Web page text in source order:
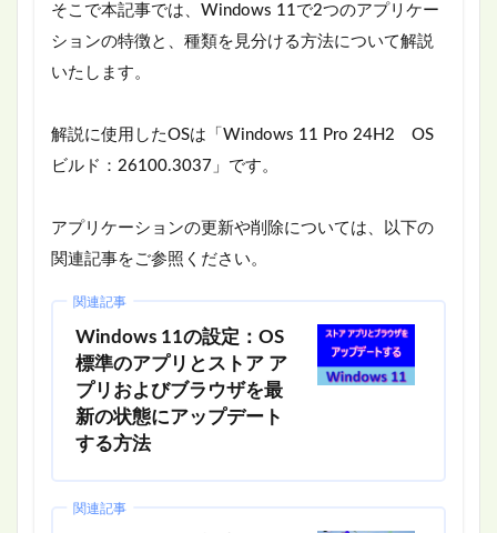
そこで本記事では、Windows 11で2つのアプリケー
ションの特徴と、種類を見分ける方法について解説
いたします。
解説に使用したOSは「Windows 11 Pro 24H2 OS
ビルド：26100.3037」です。
アプリケーションの更新や削除については、以下の
関連記事をご参照ください。
関連記事
Windows 11の設定：OS
標準のアプリとストア ア
プリおよびブラウザを最
新の状態にアップデート
する方法
関連記事